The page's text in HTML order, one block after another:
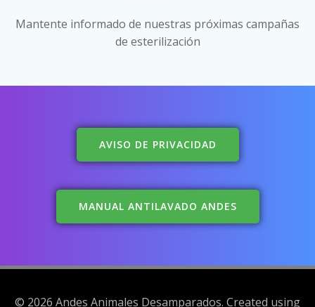
Mantente informado de nuestras próximas campañas
de esterilización
AVISO DE PRIVACIDAD
MANUAL ANTILAVADO ANDES
© 2026 Andes Animales Desamparados. Created using